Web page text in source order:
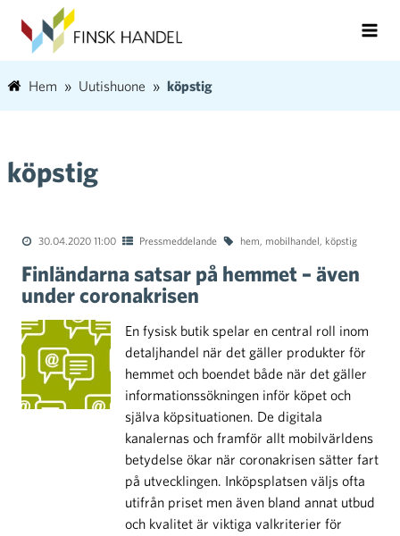
Hem Uutishuone köpstig
köpstig
30.04.2020 11:00 Pressmeddelande hem, mobilhandel, köpstig
Finländarna satsar på hemmet – även
under coronakrisen
En fysisk butik spelar en central roll inom
detaljhandel när det gäller produkter för
hemmet och boendet både när det gäller
informationssökningen inför köpet och
själva köpsituationen. De digitala
kanalernas och framför allt mobilvärldens
betydelse ökar när coronakrisen sätter fart
på utvecklingen. Inköpsplatsen väljs ofta
utifrån priset men även bland annat utbud
och kvalitet är viktiga valkriterier för